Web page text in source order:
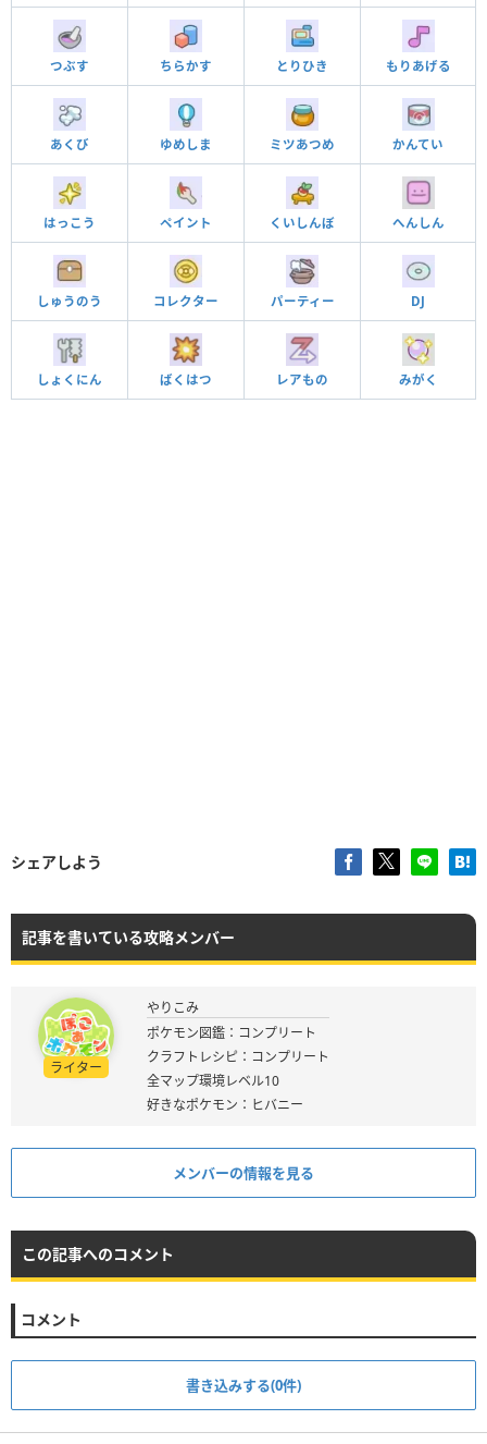
つぶす ちらかす とりひき もりあげる
あくび ゆめしま ミツあつめ かんてい
はっこう ペイント くいしんぼ へんしん
しゅうのう コレクター パーティー DJ
しょくにん ばくはつ レアもの みがく
シェアしよう
記事を書いている攻略メンバー
ライター
やりこみ
ポケモン図鑑：コンプリート
クラフトレシピ：コンプリート
全マップ環境レベル10
好きなポケモン：ヒバニー
メンバーの情報を見る
この記事へのコメント
コメント
書き込みする(0件)